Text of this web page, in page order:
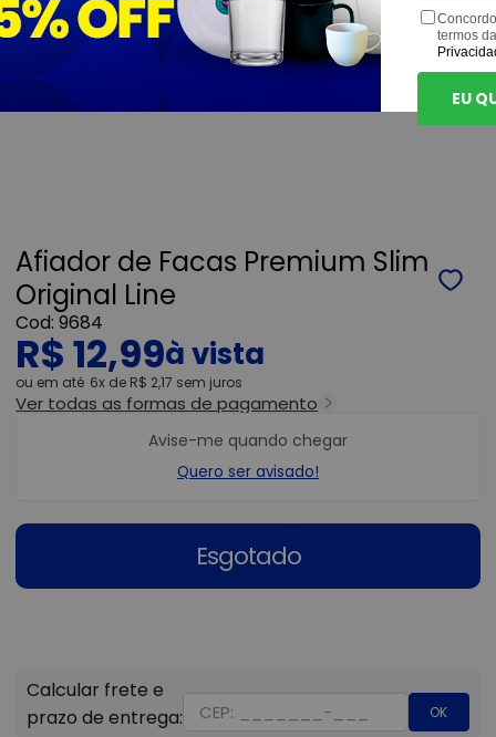
Afiador de Facas Premium Slim
Original Line
9684
R$ 12,99
ou 6x de R$ 2,17 sem juros
Ver todas as formas de pagamento
Esgotado
Avise-me quando chegar
Quero ser avisado!
OK
termos
EU